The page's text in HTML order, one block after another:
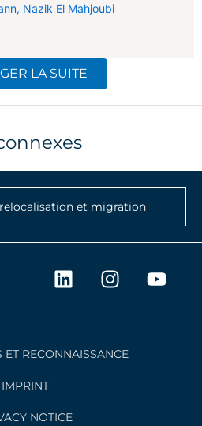
, Nazik El Mahjoubi
LA SUITE
relocalisation et migration
L
i
e
I
n
a
Y
o
ET RECONNAISSANCE
IMPRINT
NOTICE